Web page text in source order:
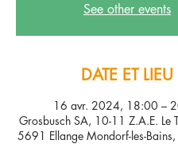
See other events
DATE ET LIEU
16 avr. 2024, 18:00 –
Grosbusch SA, 10-11 Z.A.E. Le
5691 Ellange Mondorf-les-Bains,